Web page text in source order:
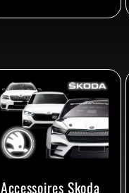
Accessoires Skoda